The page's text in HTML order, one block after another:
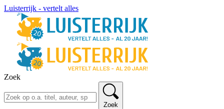
Luisterrijk - vertelt alles
Zoek
Zoek